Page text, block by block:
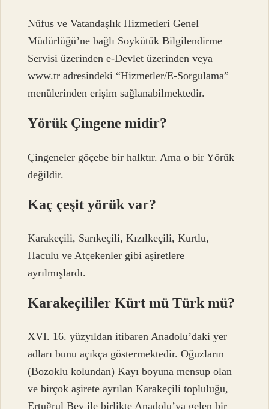
Nüfus ve Vatandaşlık Hizmetleri Genel
Müdürlüğü’ne bağlı Soykütük Bilgilendirme
Servisi üzerinden e-Devlet üzerinden veya
www.tr adresindeki “Hizmetler/E-Sorgulama”
menülerinden erişim sağlanabilmektedir.
Yörük Çingene midir?
Çingeneler göçebe bir halktır. Ama o bir Yörük
değildir.
Kaç çeşit yörük var?
Karakeçili, Sarıkeçili, Kızılkeçili, Kurtlu,
Haculu ve Atçekenler gibi aşiretlere
ayrılmışlardı.
Karakeçililer Kürt mü Türk mü?
XVI. 16. yüzyıldan itibaren Anadolu’daki yer
adları bunu açıkça göstermektedir. Oğuzların
(Bozoklu kolundan) Kayı boyuna mensup olan
ve birçok aşirete ayrılan Karakeçili topluluğu,
Ertuğrul Bey ile birlikte Anadolu’ya gelen bir